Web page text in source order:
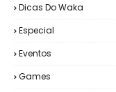
Dicas Do Waka
Especial
Eventos
Games